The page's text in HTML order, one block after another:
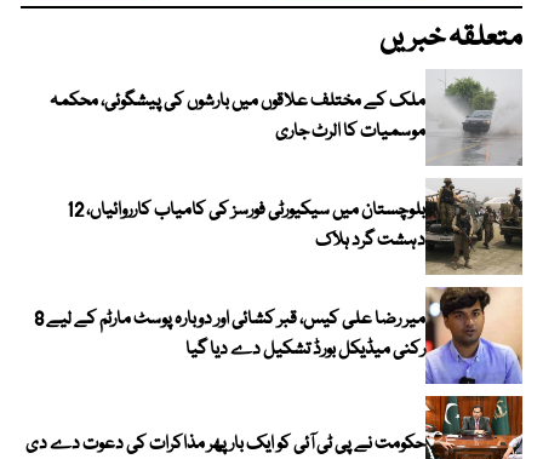
متعلقہ خبریں
ملک کے مختلف علاقوں میں بارشوں کی پیشگوئی، محکمہ
موسمیات کا الرٹ جاری
بلوچستان میں سیکیورٹی فورسز کی کامیاب کارروائیاں، 12
دہشت گرد ہلاک
میر رضا علی کیس، قبر کشائی اور دوبارہ پوسٹ مارٹم کے لیے 8
رکنی میڈیکل بورڈ تشکیل دے دیا گیا
حکومت نے پی ٹی آئی کو ایک بارپھر مذاکرات کی دعوت دے دی